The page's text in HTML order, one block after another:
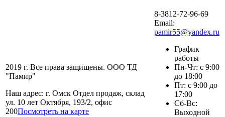
2019 г. Все права защищены. ООО ТД
"Памир"
Наш адрес: г. Омск Отдел продаж, склад
ул. 10 лет Октября, 193/2, офис
200Посмотреть на карте
8-3812-72-96-69
Email:
pamir55@yandex.ru
График
работы
Пн-Чт: с 9:00
до 18:00
Пт: с 9:00 до
17:00
Сб-Вс:
Выходной